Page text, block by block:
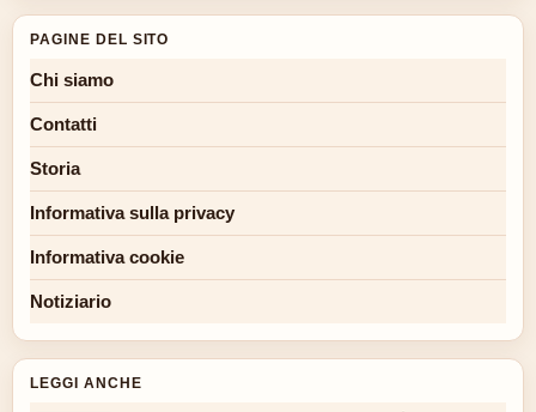
PAGINE DEL SITO
Chi siamo
Contatti
Storia
Informativa sulla privacy
Informativa cookie
Notiziario
LEGGI ANCHE